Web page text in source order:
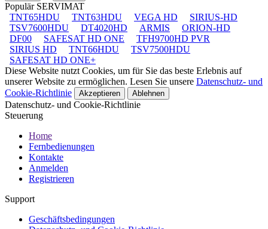
Populär SERVIMAT
TNT65HDU
TNT63HDU VEGA HD
SIRIUS-HD
TSV7600HDU
DT4020HD ARMIS
ORION-HD
DF00
SAFESAT HD ONE
TFH9700HD PVR
SIRIUS HD
TNT66HDU
TSV7500HDU
SAFESAT HD ONE+
Diese Website nutzt Cookies, um für Sie das beste Erlebnis auf
unserer Website zu ermöglichen. Lesen Sie unsere Datenschutz- und
Cookie-Richtlinie
Akzeptieren Ablehnen
Datenschutz- und Cookie-Richtlinie
Steuerung
Home
Fernbedienungen
Kontakte
Anmelden
Registrieren
Support
Geschäftsbedingungen